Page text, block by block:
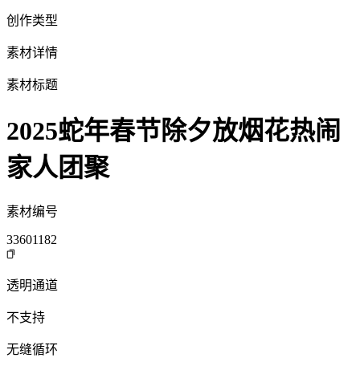
创作类型
素材详情
素材标题
2025蛇年春节除夕放烟花热闹
家人团聚
素材编号
33601182
透明通道
不支持
无缝循环